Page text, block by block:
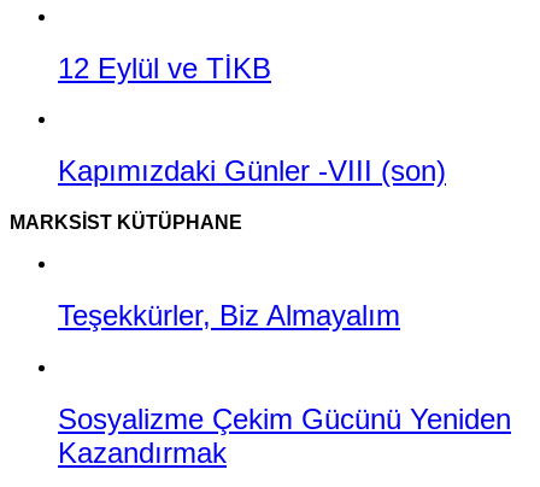
12 Eylül ve TİKB
Kapımızdaki Günler -VIII (son)
MARKSIST KÜTÜPHANE
Teşekkürler, Biz Almayalım
Sosyalizme Çekim Gücünü Yeniden
Kazandırmak